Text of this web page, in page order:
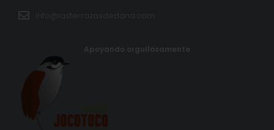
info@lasterrazasdedana.com
Apoyando orgullosamente